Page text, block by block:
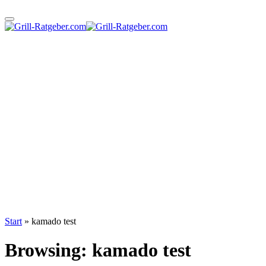
Start » kamado test
Browsing: kamado test